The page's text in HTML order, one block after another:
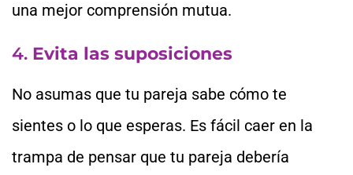
una mejor comprensión mutua.
4. Evita las suposiciones
No asumas que tu pareja sabe cómo te
sientes o lo que esperas. Es fácil caer en la
trampa de pensar que tu pareja debería